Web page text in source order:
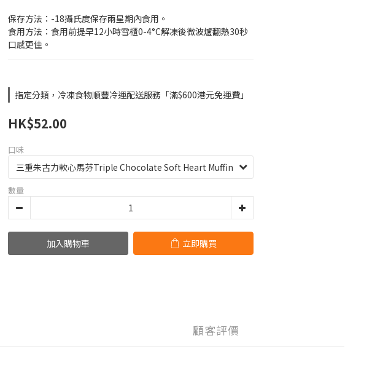
保存方法：-18攝氏度保存兩星期內食用。
食用方法：食用前提早12小時雪櫃0-4°C解凍後微波爐翻熱30秒
口感更佳。
指定分類，冷凍食物順豐冷運配送服務「滿$600港元免運費」
HK$52.00
口味
數量
加入購物車 立即購買
顧客評價